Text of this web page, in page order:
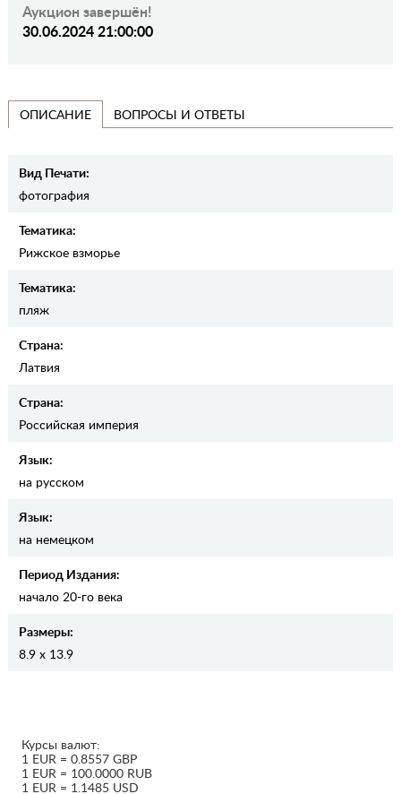
Аукцион завершён!
30.06.2024 21:00:00
ОПИСАНИЕ ВОПРОСЫ И ОТВЕТЫ
Вид Печати:
фотография
Тематика:
Рижское взморье
Тематика:
пляж
Страна:
Латвия
Страна:
Российская империя
Язык:
на русском
Язык:
на немецком
Период Издания:
начало 20-го века
Размеры:
8.9 x 13.9
Курсы валют:
1 EUR = 0.8557 GBP
1 EUR = 100.0000 RUB
1 EUR = 1.1485 USD